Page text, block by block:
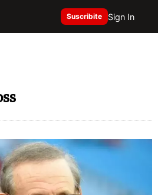
Suscribite Sign In